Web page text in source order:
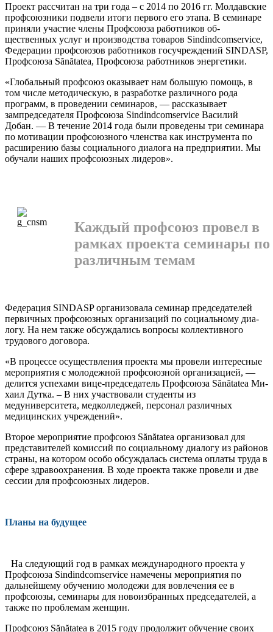
Проект рассчитан на три года – с 2014 по 2016 гг. Молдавские
профсоюзники под­вели итоги первого его этапа. В семинаре
приняли участие чле­ны Профсоюза работников об­
щественных услуг и производс­тва товаров Sindindcomservice,
Федерации профсоюзов работ­ников госучреждений SINDASP,
Профсоюза Sănătatea, Профсою­за работников энергетики.
«Глобальный профсоюз ока­зывает нам большую помощь, в
том числе методическую, в раз­работке различного рода
программ, в проведении семинаров, — рассказывает
зампредседате­ля Профсоюза Sindindcomservice Василий
Добан. — В течение 2014 года были проведены три семи­нара
по мотивации профсоюз­ного членства как инструмента по
расширению базы социально­го диалога на предприятии. Мы
обучали наших профсоюзных лидеров».
Каждый профсоюз провел в
рамках проекта семинары по
различным темам
Федерация SINDASP органи­зовала семинар председателей
первичных профсоюзных орга­низаций по социальному диа­
логу. На нем также обсуждались вопросы коллективного
трудово­го договора.
«В процессе осуществления проекта мы провели интерес­ные
мероприятия с молодежной профсоюзной организацией, —
делится успехами вице-предсе­датель Профсоюза Sănătatea Ми­
хаил Дутка. – В них участвова­ли студенты из
медуниверситета, медколледжей, персонал различ­ных
медицинских учреждений».
Второе мероприятие профсо­юз Sănătatea организовал для
представителей комиссий по со­циальному диалогу из районов
страны, на котором особо обсуж­далась система оплаты труда в
сфере здравоохранения. В ходе проекта также провели и две
сес­сии для профсоюзных лидеров.
Планы на будущее
На следующий год в рамках международного проекта у
Профсоюза Sindindcomservice намече­ны мероприятия по
дальнейше­му обучению молодежи для вов­лечения ее в
профсоюзы, семи­нары для новоизбранных пред­седателей, а
также по проблемам женщин.
Профсоюз Sănătatea в 2015 году продолжит обучение своих